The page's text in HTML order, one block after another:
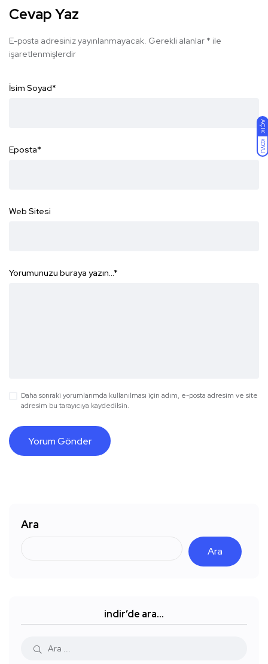
AÇIK
KOYU
Cevap Yaz
E-posta adresiniz yayınlanmayacak. Gerekli alanlar * ile
işaretlenmişlerdir
İsim Soyad*
Eposta*
Web Sitesi
Yorumunuzu buraya yazın...*
Daha sonraki yorumlarımda kullanılması için adım, e-posta adresim ve site
adresim bu tarayıcıya kaydedilsin.
Ara
Ara
indir’de ara…